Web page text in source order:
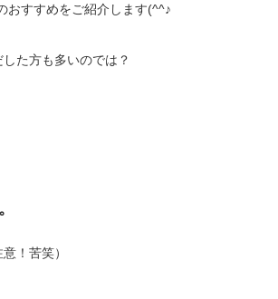
おすすめをご紹介します(^^♪
た方も多いのでは？
！苦笑）